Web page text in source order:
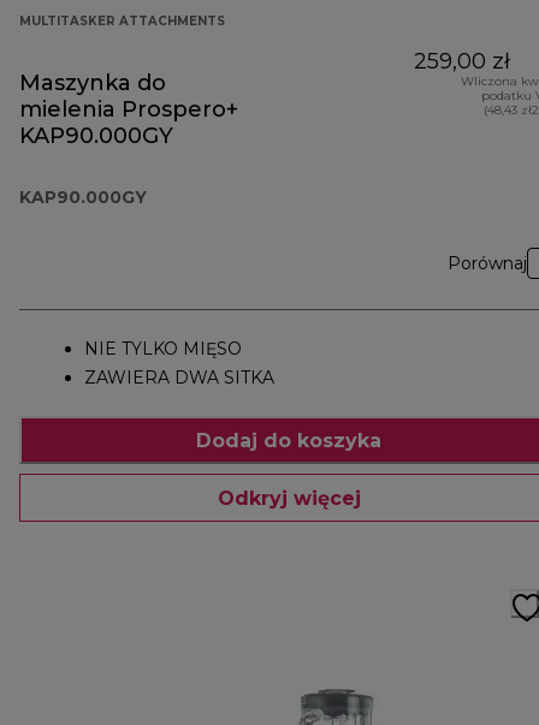
MULTITASKER ATTACHMENTS
Maszynka do
mielenia Prospero+
KAP90.000GY
KAP90.000GY
259,00 zł
Wliczona
podatku
(48,43
Porównaj
NIE TYLKO MIĘSO
ZAWIERA DWA SITKA
Dodaj do koszyka
Odkryj więcej